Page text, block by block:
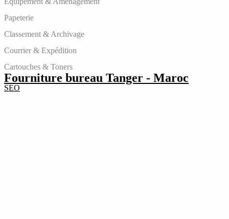
Papeterie
Classement & Archivage
Courrier & Expédition
Cartouches & Toners
Fourniture bureau Tanger - Maroc
SEO